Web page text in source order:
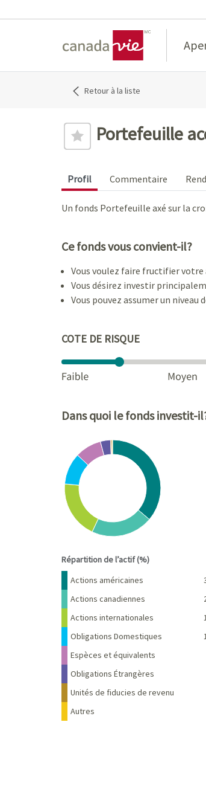
Retour à la liste
Portefeuille
Profil Commentaire
Un fonds Portefeuille axé sur la
Ce fonds vous convient-il?
Vous voulez faire fructifier
Vous désirez investir
Vous pouvez assumer un niveau
COTE DE RISQUE
Dans quoi le fonds investit-
Chart
Pie chart with 8 slices.
View as data table, Chart
Répartition de l’actif (%)
Nom Pourcentage
Actions américaines
Actions canadiennes
Actions internationales
Obligations Domestiques
Espèces et équivalents
Obligations Étrangères
Unités de fiducies de revenu
Autres